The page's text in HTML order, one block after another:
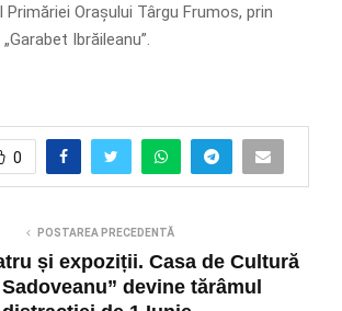
Primăriei Orașului Târgu Frumos, prin
Ibrăileanu”.
0
POSTAREA PRECEDENTĂ
și expoziții. Casa de Cultură
devine tărâmul